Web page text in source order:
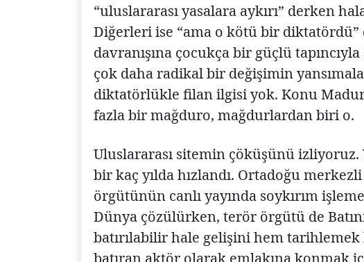
“uluslararası yasalara aykırı” derken
Diğerleri ise “ama o kötü bir diktatördü”
davranışına çocukça bir güçlü
çok daha radikal bir değişimin
diktatörlükle filan ilgisi yok. Konu
fazla bir mağduro, mağdurlardan biri o.
Uluslararası sitemin çöküşünü izliyoruz.
bir kaç yılda hızlandı. Ortadoğu
örgütünün canlı yayında soykırım
Dünya çözülürken, terör örgütü de
batırılabilir hale gelişini hem
batıran aktör olarak emlakına konmak